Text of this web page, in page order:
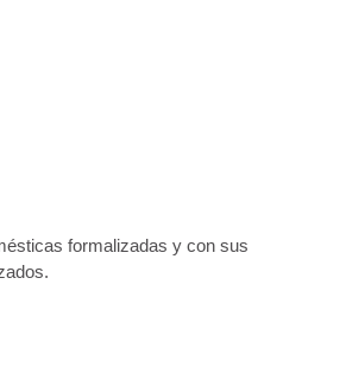
formalizadas y con sus